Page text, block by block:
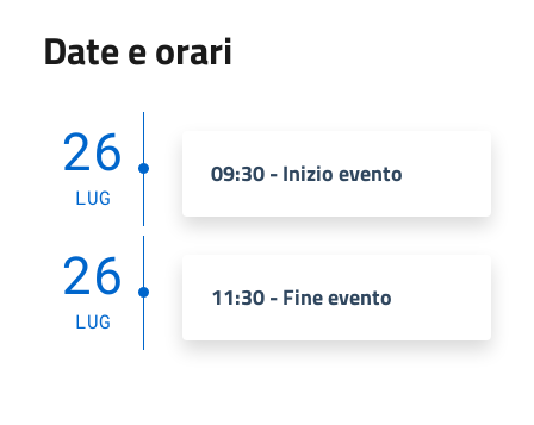
Date e orari
26
LUG
09:30 - Inizio evento
26
LUG
11:30 - Fine evento